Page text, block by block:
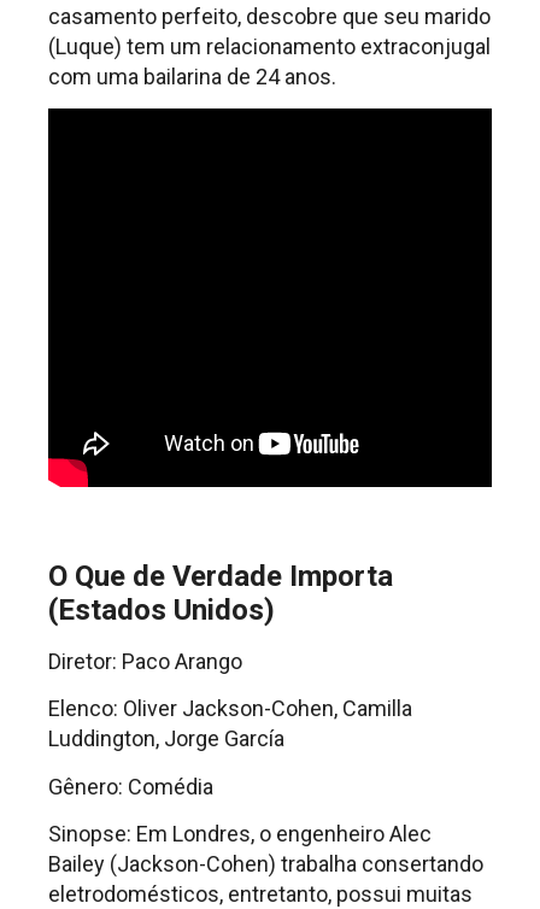
casamento perfeito, descobre que seu marido
(Luque) tem um relacionamento extraconjugal
com uma bailarina de 24 anos.
O Que de Verdade Importa
(Estados Unidos)
Diretor: Paco Arango
Elenco: Oliver Jackson-Cohen, Camilla
Luddington, Jorge García
Gênero: Comédia
Sinopse: Em Londres, o engenheiro Alec
Bailey (Jackson-Cohen) trabalha consertando
eletrodomésticos, entretanto, possui muitas